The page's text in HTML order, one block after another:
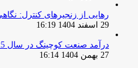
رهایی از زنجیرهای کنترل:
29 اسفند 1404 16:19
درآمد صنعت کوچینگ در سال 2025 به ۵.۳۴ میلیارد دلار آمریکا رسید
27 بهمن 1404 16:14